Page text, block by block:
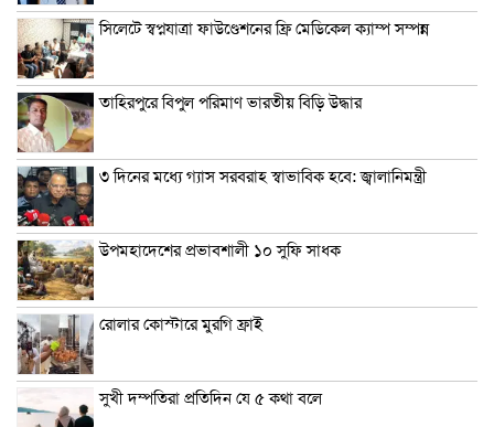
সিলেটে স্বপ্নযাত্রা ফাউণ্ডেশনের ফ্রি মেডিকেল ক্যাম্প সম্পন্ন
তাহিরপুরে বিপুল পরিমাণ ভারতীয় বিড়ি উদ্ধার
৩ দিনের মধ্যে গ্যাস সরবরাহ স্বাভাবিক হবে: জ্বালানিমন্ত্রী
উপমহাদেশের প্রভাবশালী ১০ সুফি সাধক
রোলার কোস্টারে মুরগি ফ্রাই
সুখী দম্পতিরা প্রতিদিন যে ৫ কথা বলে